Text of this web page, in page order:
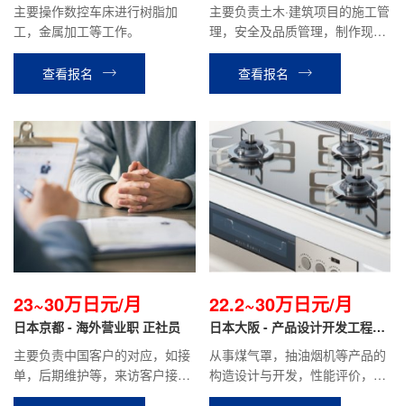
主要操作数控车床进行树脂加
工，金属加工等工作。
查看报名
主要负责土木·建筑项目的施工管
理，安全及品质管理，制作现场
的施工计划书报价单、检查报告
等，材料分配管理等业务。
查看报名
23~30万日元/月
日本京都 - 海外营业职 正社员
主要负责中国客户的对应，如接
单，后期维护等，来访客户接待
以及中国出差等工作。
22.2~30万日元/月
日本大阪 - 产品设计开发工程师
从事煤气罩，抽油烟机等产品的
构造设计与开发，性能评价，基
板设计，控制系统开发等工作。